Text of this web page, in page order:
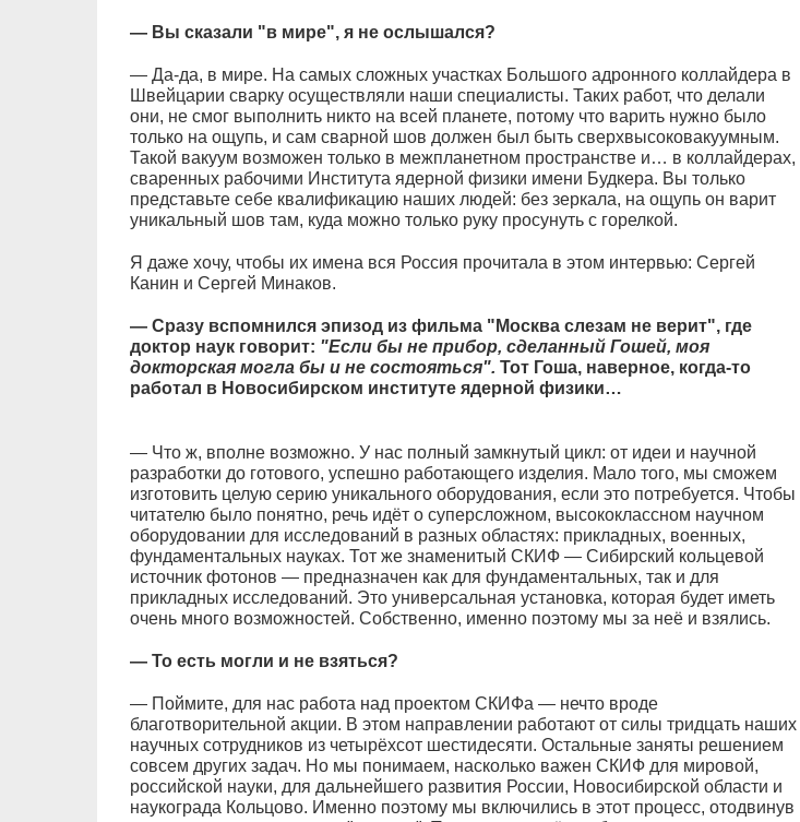
— Вы сказали "в мире", я не ослышался?
— Да-да, в мире. На самых сложных участках Большого адронного коллайдера в
Швейцарии сварку осуществляли наши специалисты. Таких работ, что делали
они, не смог выполнить никто на всей планете, потому что варить нужно было
только на ощупь, и сам сварной шов должен был быть сверхвысоковакуумным.
Такой вакуум возможен только в межпланетном пространстве и… в коллайдерах,
сваренных рабочими Института ядерной физики имени Будкера. Вы только
представьте себе квалификацию наших людей: без зеркала, на ощупь он варит
уникальный шов там, куда можно только руку просунуть с горелкой.
Я даже хочу, чтобы их имена вся Россия прочитала в этом интервью: Сергей
Канин и Сергей Минаков.
— Сразу вспомнился эпизод из фильма "Москва слезам не верит", где
доктор наук говорит: "Если бы не прибор, сделанный Гошей, моя
докторская могла бы и не состояться". Тот Гоша, наверное, когда-то
работал в Новосибирском институте ядерной физики…
— Что ж, вполне возможно. У нас полный замкнутый цикл: от идеи и научной
разработки до готового, успешно работающего изделия. Мало того, мы сможем
изготовить целую серию уникального оборудования, если это потребуется. Чтобы
читателю было понятно, речь идёт о суперсложном, высококлассном научном
оборудовании для исследований в разных областях: прикладных, военных,
фундаментальных науках. Тот же знаменитый СКИФ — Сибирский кольцевой
источник фотонов — предназначен как для фундаментальных, так и для
прикладных исследований. Это универсальная установка, которая будет иметь
очень много возможностей. Собственно, именно поэтому мы за неё и взялись.
— То есть могли и не взяться?
— Поймите, для нас работа над проектом СКИФа — нечто вроде
благотворительной акции. В этом направлении работают от силы тридцать наших
научных сотрудников из четырёхсот шестидесяти. Остальные заняты решением
совсем других задач. Но мы понимаем, насколько важен СКИФ для мировой,
российской науки, для дальнейшего развития России, Новосибирской области и
наукограда Кольцово. Именно поэтому мы включились в этот процесс, отодвинув